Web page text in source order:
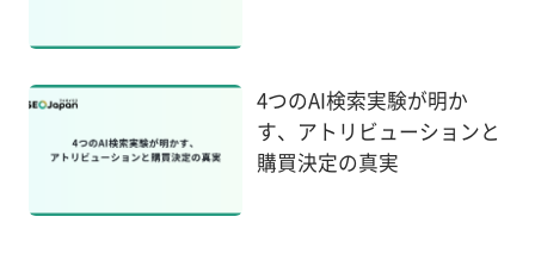
4つのAI検索実験が明か
す、アトリビューションと
購買決定の真実